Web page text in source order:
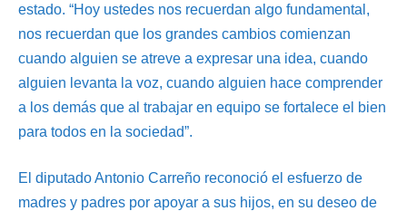
estado. “Hoy ustedes nos recuerdan algo fundamental,
nos recuerdan que los grandes cambios comienzan
cuando alguien se atreve a expresar una idea, cuando
alguien levanta la voz, cuando alguien hace comprender
a los demás que al trabajar en equipo se fortalece el bien
para todos en la sociedad”.
El diputado Antonio Carreño reconoció el esfuerzo de
madres y padres por apoyar a sus hijos, en su deseo de